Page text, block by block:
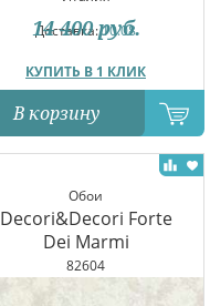
Доставка:10.08
КУПИТЬ В 1 КЛИК
14 400 руб.
В корзину
Обои
Decori&Decori Forte
Dei Marmi
82604